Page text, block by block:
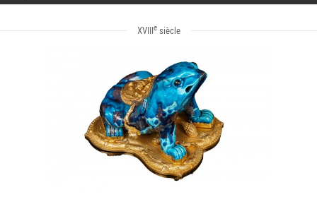
XVIIIesiècle